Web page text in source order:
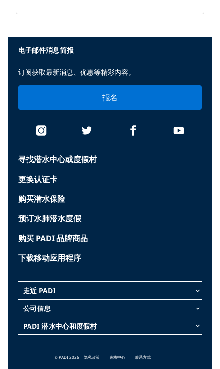
寻找潜水中心或度假村
更换认证卡
购买潜水保险
预订水肺潜水度假
购买 PADI 品牌商品
下载移动应用程序
走近 PADI keyboard_arrow_down
公司信息 keyboard_arrow_down
PADI 潜水中心和度假村 keyboard_arrow_down
电子邮件消息简报
订阅获取最新消息、优惠等精彩内容。
报名
© PADI 2026 隐私政策 表格中心 联系方式